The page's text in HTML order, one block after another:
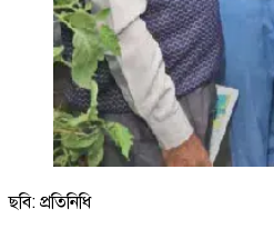
ছবি: প্রতিনিধি